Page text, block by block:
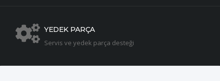
YEDEK PARÇA
Servis ve yedek parça desteği